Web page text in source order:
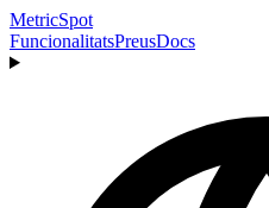
MetricSpot
FuncionalitatsPreusDocs